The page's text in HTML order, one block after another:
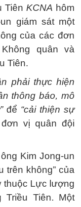
Tiên KCNA hôm
giám sát một
của các đơn
quân và
Tiên.
phải thực hiện
thông báo, mô
để “cải thiện sự
vị quân đội
Kim Jong-un
trên không” của
thuộc Lực lượng
Triều Tiên. Một